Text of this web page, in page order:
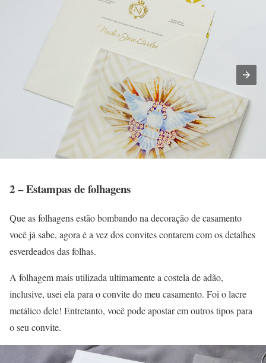
2 – Estampas de folhagens
Que as folhagens estão bombando na decoração de casamento
você já sabe, agora é a vez dos convites contarem com os detalhes
esverdeados das folhas.
A folhagem mais utilizada ultimamente a costela de adão,
inclusive, usei ela para o convite do meu casamento. Foi o lacre
metálico dele! Entretanto, você pode apostar em outros tipos para
o seu convite.